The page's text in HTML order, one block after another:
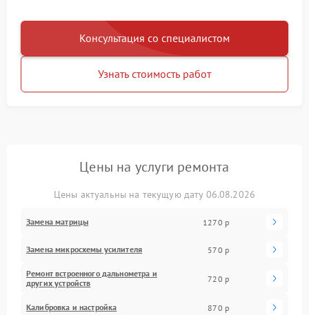
Консультация со специалистом
Узнать стоимость работ
Цены на услуги ремонта
Цены актуальны на текущую дату 06.08.2026
Замена матрицы 1270 р
Замена микросхемы усилителя 570 р
Ремонт встроенного дальнометра и
других устройств
720 р
Калибровка и настройка 870 р